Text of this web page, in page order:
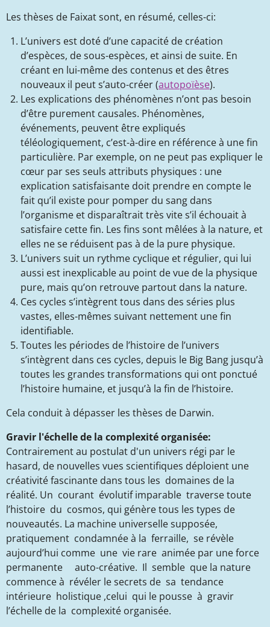
Les thèses de Faixat sont, en résumé, celles-ci:
L’univers est doté d’une capacité de création
d’espèces, de sous-espèces, et ainsi de suite. En
créant en lui-même des contenus et des êtres
nouveaux il peut s’auto-créer (autopoïèse).
Les explications des phénomènes n’ont pas besoin
d’être purement causales. Phénomènes,
événements, peuvent être expliqués
téléologiquement, c’est-à-dire en référence à une fin
particulière. Par exemple, on ne peut pas expliquer le
cœur par ses seuls attributs physiques : une
explication satisfaisante doit prendre en compte le
fait qu’il existe pour pomper du sang dans
l’organisme et disparaîtrait très vite s’il échouait à
satisfaire cette fin. Les fins sont mêlées à la nature, et
elles ne se réduisent pas à de la pure physique.
L’univers suit un rythme cyclique et régulier, qui lui
aussi est inexplicable au point de vue de la physique
pure, mais qu’on retrouve partout dans la nature.
Ces cycles s’intègrent tous dans des séries plus
vastes, elles-mêmes suivant nettement une fin
identifiable.
Toutes les périodes de l’histoire de l’univers
s’intègrent dans ces cycles, depuis le Big Bang jusqu’à
toutes les grandes transformations qui ont ponctué
l’histoire humaine, et jusqu’à la fin de l’histoire.
Cela conduit à dépasser les thèses de Darwin.
Gravir l'échelle de la complexité organisée:
Contrairement au postulat d'un univers régi par le
hasard, de nouvelles vues scientifiques déploient une
créativité fascinante dans tous les domaines de la
réalité. Un courant évolutif imparable traverse toute
l’histoire du cosmos, qui génère tous les types de
nouveautés. La machine universelle supposée,
pratiquement condamnée à la ferraille, se révèle
aujourd’hui comme une vie rare animée par une force
permanente auto-créative. Il semble que la nature
commence à révéler le secrets de sa tendance
intérieure holistique ,celui qui le pousse à gravir
l’échelle de la complexité organisée.